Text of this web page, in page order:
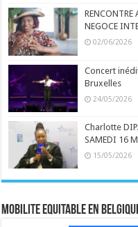
RENCONTRE
NEGOCE
02/06/2026
Concert
Bruxelles
24/05/2026
Charlotte
SAMEDI 16
15/05/2026
MOBILITE EQUITABLE EN